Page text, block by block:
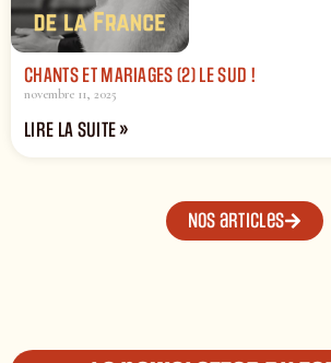
CHANTS ET MARIAGES (2) LE SUD !
novembre 11, 2025
LIRE LA SUITE »
Nos articles